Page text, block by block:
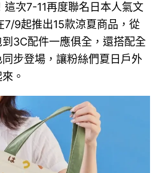
這次7-11再度聯名日本人氣文
7/9起推出15款涼夏商品，從
3C配件一應俱全，還搭配全
步登場，讓粉絲們夏日戶外
。